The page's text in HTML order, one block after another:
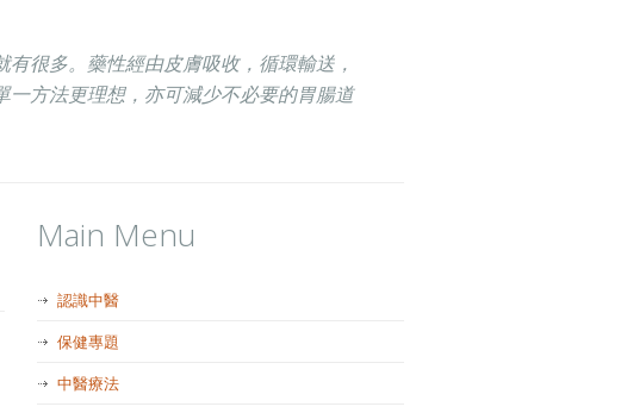
很多。藥性經由皮膚吸收，循環輸送，
方法更理想，亦可減少不必要的胃腸道
Main Menu
認識中醫
保健專題
中醫療法